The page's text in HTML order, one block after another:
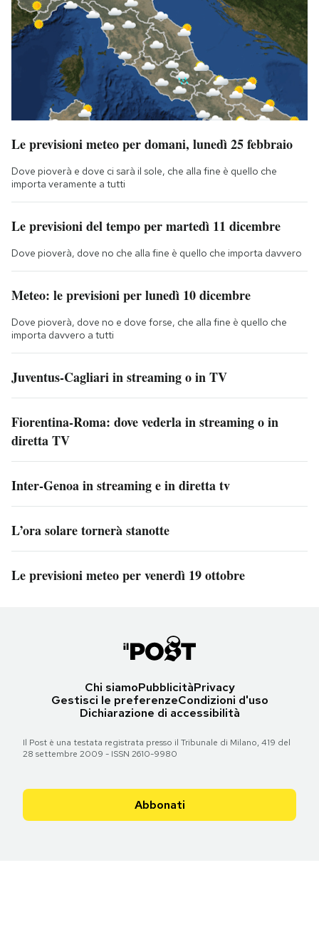
Le previsioni meteo per domani, lunedì 25 febbraio
Dove pioverà e dove ci sarà il sole, che alla fine è quello che
importa veramente a tutti
Le previsioni del tempo per martedì 11 dicembre
Dove pioverà, dove no che alla fine è quello che importa davvero
Meteo: le previsioni per lunedì 10 dicembre
Dove pioverà, dove no e dove forse, che alla fine è quello che
importa davvero a tutti
Juventus-Cagliari in streaming o in TV
Fiorentina-Roma: dove vederla in streaming o in
diretta TV
Inter-Genoa in streaming e in diretta tv
L’ora solare tornerà stanotte
Le previsioni meteo per venerdì 19 ottobre
Chi siamoPubblicitàPrivacy
Gestisci le preferenzeCondizioni d'uso
Dichiarazione di accessibilità
Il Post è una testata registrata presso il Tribunale di Milano, 419 del
28 settembre 2009 - ISSN 2610-9980
Abbonati